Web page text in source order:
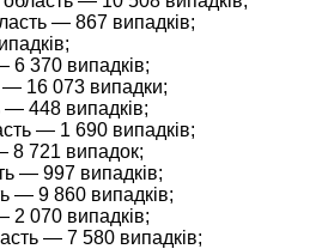
— 867 випадків;
6 370 випадків;
— 16 073 випадки;
— 448 випадків;
— 1 690 випадків;
8 721 випадок;
— 997 випадків;
— 9 860 випадків;
2 070 випадків;
— 7 580 випадків;